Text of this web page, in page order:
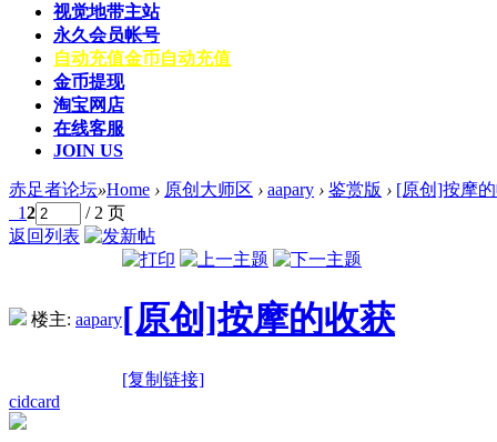
视觉地带主站
永久会员帐号
自动充值金币自动充值
金币提现
淘宝网店
在线客服
JOIN US
赤足者论坛»Home › 原创大师区 › aapary › 鉴赏版 › [原创]按摩
12
/ 2 页
返回列表
楼主: aapary[原创]按摩的收获
[复制链接]
cidcard